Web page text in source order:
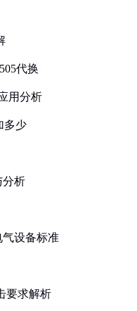
代换
用分析
多少
分析
设备标准
要求解析